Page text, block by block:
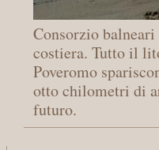
Consorzio
costiera. Tutto il
Poveromo
otto chilometri di
futuro.